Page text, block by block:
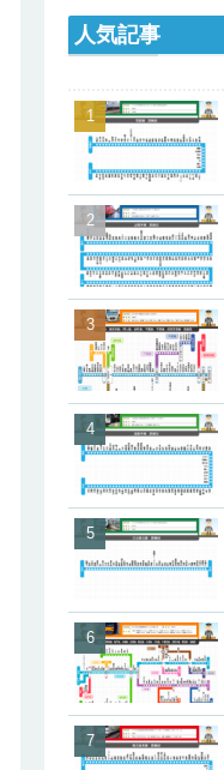
人気記事